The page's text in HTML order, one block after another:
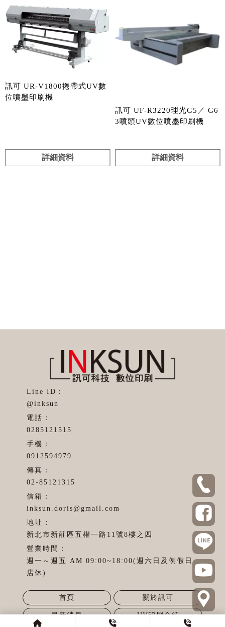
訊可 UR-V1800捲帶式UV數
位噴墨印刷機
詳細資料
訊可 UF-R3220理光G5／ G6
3噴頭UV數位噴墨印刷機
詳細資料
@inksun
0285121515
0912594979
02-85121315
inksun.doris@gmail.com
新北市新莊區五權一路11號8樓之四
週一～週五 AM 09:00~18:00(週六日及例假日
店休)
首頁 關於訊可
最新消息 UV印刷介紹